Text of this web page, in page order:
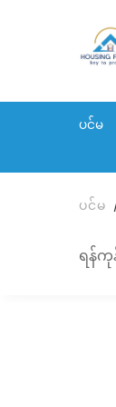
ပင်မ
ပင်မ
ရန်ကု